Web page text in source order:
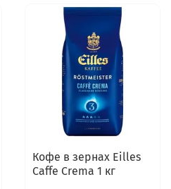
Кофе в зернах Eilles
Caffe Crema 1 кг